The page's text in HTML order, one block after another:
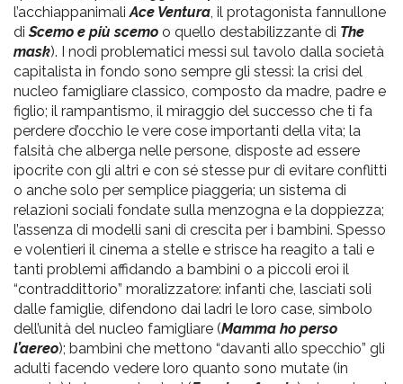
l’acchiappanimaliAce Ventura, il protagonista fannullone
diScemo e più scemo o quello destabilizzante di The
mask). I nodi problematici messi sul tavolo dalla società
capitalista in fondo sono sempre gli stessi: la crisi del
nucleo famigliare classico, composto da madre, padre e
figlio; il rampantismo, il miraggio del successo che ti fa
perdere d’occhio le vere cose importanti della vita; la
falsità che alberga nelle persone, disposte ad essere
ipocrite con gli altri e con sé stesse pur di evitare conflitti
o anche solo per semplice piaggeria; un sistema di
relazioni sociali fondate sulla menzogna e la doppiezza;
l’assenza di modelli sani di crescita per i bambini. Spesso
e volentieri il cinema a stelle e strisce ha reagito a tali e
tanti problemi affidando a bambini o a piccoli eroi il
“contraddittorio” moralizzatore: infanti che, lasciati soli
dalle famiglie, difendono dai ladri le loro case, simbolo
dell’unità del nucleo famigliare (Mamma ho perso
l’aereo); bambini che mettono “davanti allo specchio” gli
adulti facendo vedere loro quanto sono mutate (in